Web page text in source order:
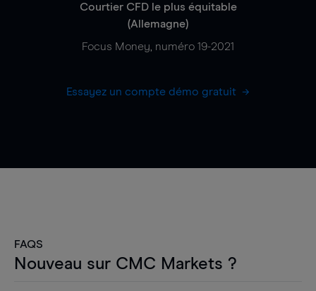
Courtier CFD le plus équitable
(Allemagne)
Focus Money, numéro 19-2021
Essayez un compte démo gratuit
FAQS
Nouveau sur CMC Markets ?